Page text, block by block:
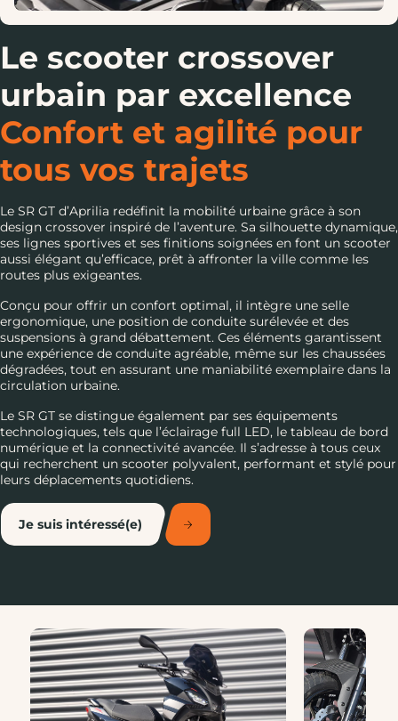
Le scooter crossover
urbain par excellence
Confort et agilité pour
tous vos trajets
Le SR GT d’Aprilia redéfinit la mobilité urbaine grâce à son
design crossover inspiré de l’aventure. Sa silhouette dynamique,
ses lignes sportives et ses finitions soignées en font un scooter
aussi élégant qu’efficace, prêt à affronter la ville comme les
routes plus exigeantes.
Conçu pour offrir un confort optimal, il intègre une selle
ergonomique, une position de conduite surélevée et des
suspensions à grand débattement. Ces éléments garantissent
une expérience de conduite agréable, même sur les chaussées
dégradées, tout en assurant une maniabilité exemplaire dans la
circulation urbaine.
Le SR GT se distingue également par ses équipements
technologiques, tels que l’éclairage full LED, le tableau de bord
numérique et la connectivité avancée. Il s’adresse à tous ceux
qui recherchent un scooter polyvalent, performant et stylé pour
leurs déplacements quotidiens.
Je suis intéressé(e)